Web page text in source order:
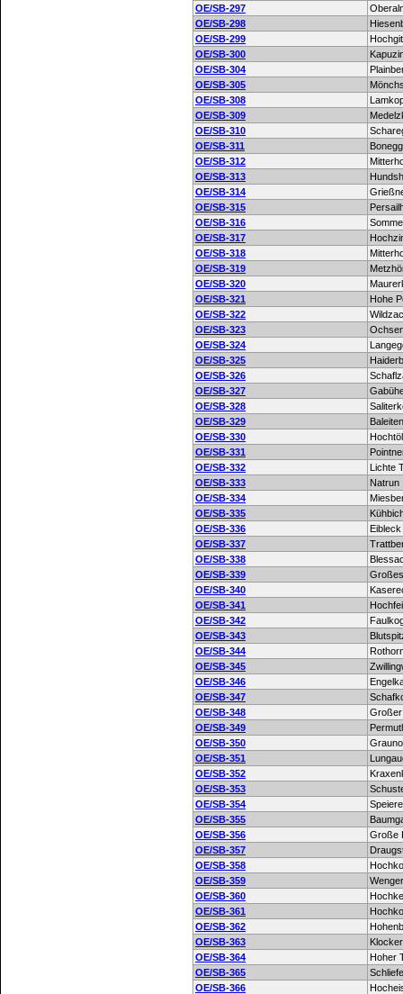
OE/SB-297
OE/SB-298
OE/SB-299
OE/SB-300
OE/SB-304
OE/SB-305
OE/SB-308
OE/SB-309
OE/SB-310
OE/SB-311
Bonegg
OE/SB-312
OE/SB-313
OE/SB-314
OE/SB-315
OE/SB-316
OE/SB-317
OE/SB-318
OE/SB-319
OE/SB-320
OE/SB-321
Hohe
OE/SB-322
OE/SB-323
OE/SB-324
OE/SB-325
OE/SB-326
OE/SB-327
OE/SB-328
OE/SB-329
OE/SB-330
OE/SB-331
OE/SB-332
Lichte
OE/SB-333
Natrun
OE/SB-334
OE/SB-335
OE/SB-336
Eibleck
OE/SB-337
OE/SB-338
OE/SB-339
OE/SB-340
OE/SB-341
OE/SB-342
OE/SB-343
OE/SB-344
OE/SB-345
OE/SB-346
OE/SB-347
OE/SB-348
Großer
OE/SB-349
OE/SB-350
OE/SB-351
OE/SB-352
OE/SB-353
OE/SB-354
OE/SB-355
OE/SB-356
Große
OE/SB-357
OE/SB-358
OE/SB-359
OE/SB-360
OE/SB-361
OE/SB-362
OE/SB-363
OE/SB-364
Hoher
OE/SB-365
OE/SB-366